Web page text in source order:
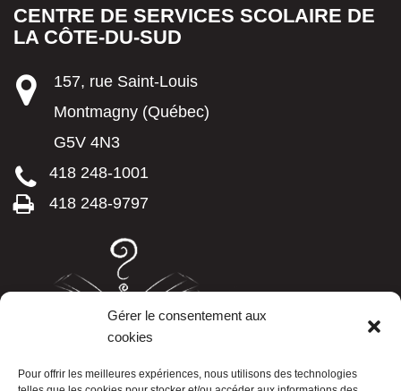
Gérer le consentement aux
cookies
Pour offrir les meilleures expériences, nous utilisons des technologies
CENTRE DE SERVICES SCOLAIRE DE
LA CÔTE-DU-SUD
157, rue Saint-Louis
Montmagny (Québec)
G5V 4N3
418 248-1001
418 248-9797
LISTE TÉLÉPHONIQUE